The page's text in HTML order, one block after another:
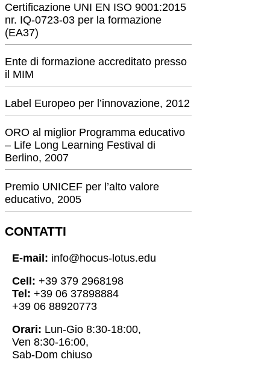
Certificazione UNI EN ISO 9001:2015
nr. IQ-0723-03 per la formazione
(EA37)
Ente di formazione accreditato presso
il MIM
Label Europeo per l’innovazione, 2012
ORO al miglior Programma educativo
– Life Long Learning Festival di
Berlino, 2007
Premio UNICEF per l’alto valore
educativo, 2005
CONTATTI
E-mail: info@hocus-lotus.edu
Cell: +39 379 2968198
Tel: +39 06 37898884
+39 06 88920773
Orari: Lun-Gio 8:30-18:00,
Ven 8:30-16:00,
Sab-Dom chiuso